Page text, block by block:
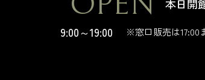
9:00～19:00